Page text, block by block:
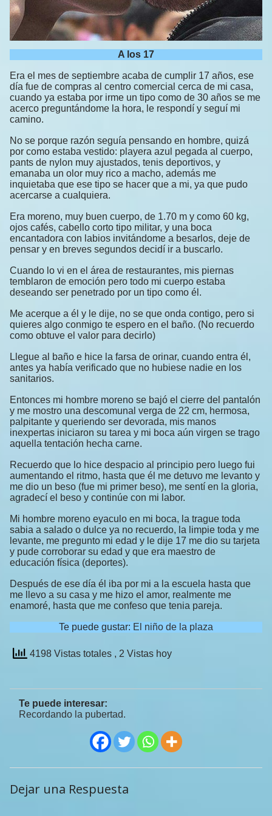
A los 17
Era el mes de septiembre acaba de cumplir 17 años, ese
día fue de compras al centro comercial cerca de mi casa,
cuando ya estaba por irme un tipo como de 30 años se me
acerco preguntándome la hora, le respondí y seguí mi
camino.
No se porque razón seguía pensando en hombre, quizá
por como estaba vestido: playera azul pegada al cuerpo,
pants de nylon muy ajustados, tenis deportivos, y
emanaba un olor muy rico a macho, además me
inquietaba que ese tipo se hacer que a mi, ya que pudo
acercarse a cualquiera.
Era moreno, muy buen cuerpo, de 1.70 m y como 60 kg,
ojos cafés, cabello corto tipo militar, y una boca
encantadora con labios invitándome a besarlos, deje de
pensar y en breves segundos decidí ir a buscarlo.
Cuando lo vi en el área de restaurantes, mis piernas
temblaron de emoción pero todo mi cuerpo estaba
deseando ser penetrado por un tipo como él.
Me acerque a él y le dije, no se que onda contigo, pero si
quieres algo conmigo te espero en el baño. (No recuerdo
como obtuve el valor para decirlo)
Llegue al baño e hice la farsa de orinar, cuando entra él,
antes ya había verificado que no hubiese nadie en los
sanitarios.
Entonces mi hombre moreno se bajó el cierre del pantalón
y me mostro una descomunal verga de 22 cm, hermosa,
palpitante y queriendo ser devorada, mis manos
inexpertas iniciaron su tarea y mi boca aún virgen se trago
aquella tentación hecha carne.
Recuerdo que lo hice despacio al principio pero luego fui
aumentando el ritmo, hasta que él me detuvo me levanto y
me dio un beso (fue mi primer beso), me sentí en la gloria,
agradecí el beso y continúe con mi labor.
Mi hombre moreno eyaculo en mi boca, la trague toda
sabia a salado o dulce ya no recuerdo, la limpie toda y me
levante, me pregunto mi edad y le dije 17 me dio su tarjeta
y pude corroborar su edad y que era maestro de
educación física (deportes).
Después de ese día él iba por mi a la escuela hasta que
me llevo a su casa y me hizo el amor, realmente me
enamoré, hasta que me confeso que tenia pareja.
Te puede gustar: El niño de la plaza
4198 Vistas totales , 2 Vistas hoy
Te puede interesar:
Recordando la pubertad.
Dejar una Respuesta